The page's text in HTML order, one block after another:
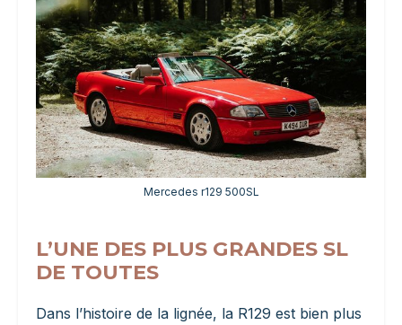
Mercedes r129 500SL
L’UNE DES PLUS GRANDES SL
DE TOUTES
Dans l’histoire de la lignée, la R129 est bien plus